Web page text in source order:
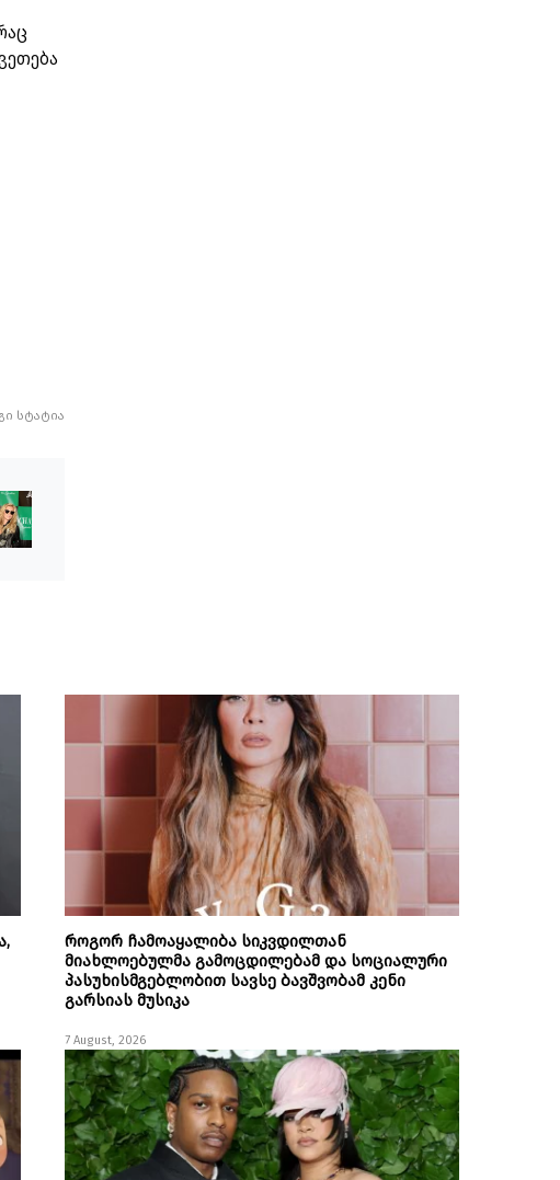
სტატია
როგორ ჩამოაყალიბა სიკვდილთან
მიახლოებულმა გამოცდილებამ და სოციალური
პასუხისმგებლობით სავსე ბავშვობამ კენი
გარსიას მუსიკა
7 August, 2026